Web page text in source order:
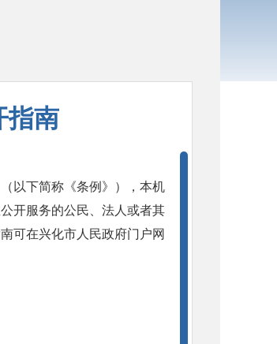
指南
以下简称《条例》），本机
开服务的公民、法人或者其
可在兴化市人民政府门户网